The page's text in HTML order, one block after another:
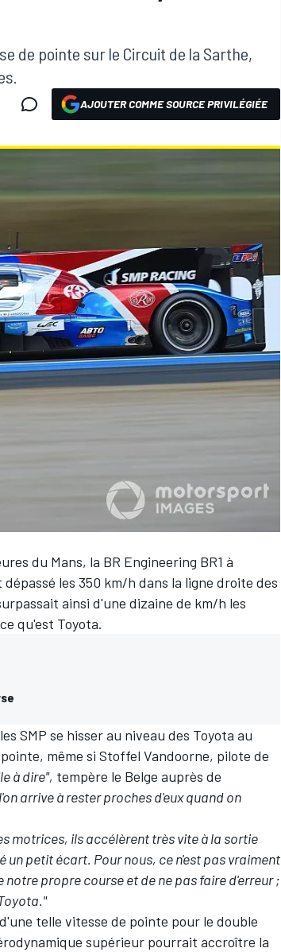
de pointe sur le Circuit de la Sarthe,
AJOUTER COMME SOURCE PRIVILÉGIÉE
du Mans, la BR Engineering BR1 à
les 350 km/h dans la ligne droite des
ainsi d'une dizaine de km/h les
qu'est Toyota.
SMP se hisser au niveau des Toyota au
même si Stoffel Vandoorne, pilote de
à dire", tempère le Belge auprès de
arrive à rester proches d'eux quand on
motrices, ils accélèrent très vite à la sortie
un petit écart. Pour nous, ce n'est pas vraiment
propre course et de ne pas faire d'erreur ;
telle vitesse de pointe pour le double
supérieur pourrait accroître la